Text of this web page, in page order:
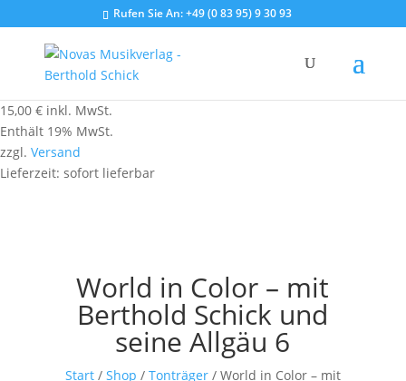
Rufen Sie An:+49 (0 83 95) 9 30 93
15,00 € inkl. MwSt.
Enthält 19% MwSt.
zzgl. Versand
Lieferzeit: sofort lieferbar
World in Color – mit
Berthold Schick und
seine Allgäu 6
Start/ Shop / Tonträger/ World in Color – mit